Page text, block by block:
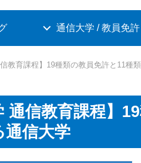
通信大学 / 教員免許
信教育課程】19種類の教員免許と11種
通信教育課程】
通信大学